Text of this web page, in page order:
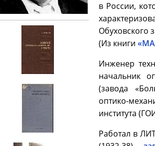
в России,
Обуховского
(Из книги
Инженер
начальник
(завода
оптико-
института
Работал в